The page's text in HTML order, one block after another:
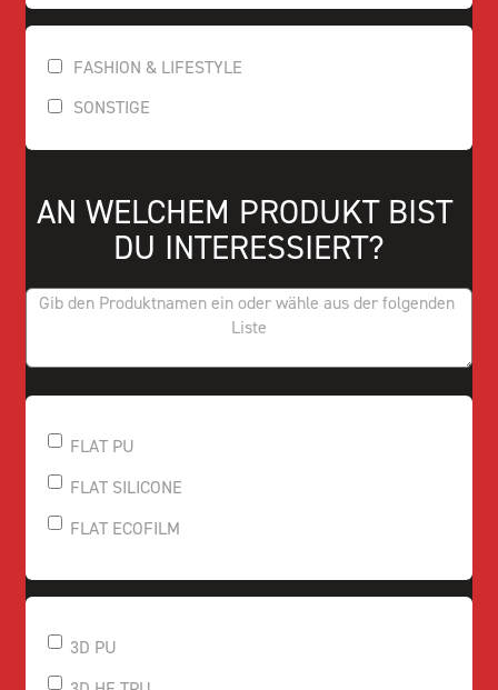
FASHION & LIFESTYLE
SONSTIGE
AN WELCHEM PRODUKT BIST
DU INTERESSIERT?
FLAT PU
FLAT SILICONE
FLAT ECOFILM
3D PU